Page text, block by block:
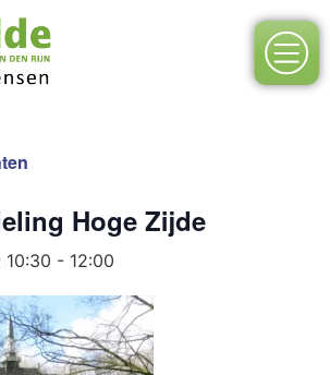
Hoge Zijde
10:30 - 12:00